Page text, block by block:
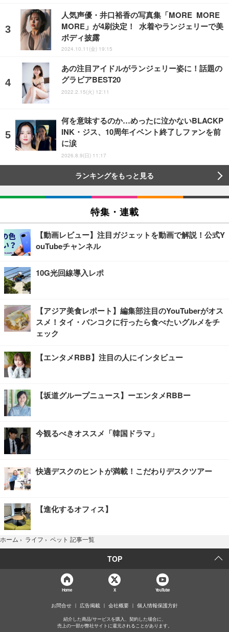
人気声優・井口裕香の写真集「MORE MORE
MORE」が4刷決定！ 水着やランジェリーで美
ボディ披露
2024.10.11(金) 19:15
あの注目アイドルがランジェリー姿に！話題の
グラビアBEST20
2022.2.15(火) 12:11
何を意味するのか…めったに泣かないBLACKP
INK・ジス、10周年イベント終了しファンを前
に涙
2026.8.9(日) 11:17
ランキングをもっと見る
特集・連載
【動画レビュー】注目ガジェットを動画で解説！公式Y
ouTubeチャンネル
10G光回線導入レポ
【アジア美食レポート】編集部注目のYouTuberがオス
スメ！タイ・バンコクに行ったら食べたいグルメをチ
ェック
【エンタメRBB】注目の人にインタビュー
【坂道グループニュース】ーエンタメRBBー
今観るべきオススメ「韓国ドラマ」
快適デスクのヒントが満載！こだわりデスクツアー
【進化するオフィス】
ホーム › ライフ › ペット 記事一覧
TOP
Home X YouTube
お問合せ 広告掲載 会社概要 個人情報保護方針
紹介した商品/サービスを購入、契約した場合に、
売上の一部が弊社サイトに還元されることがあります。